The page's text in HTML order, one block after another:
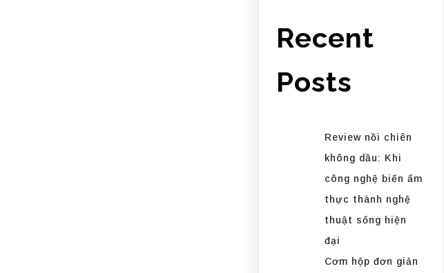
Recent
Posts
Review nồi chiên
không dầu: Khi
công nghệ biến ẩm
thực thành nghệ
thuật sống hiện
đại
Cơm hộp đơn giản